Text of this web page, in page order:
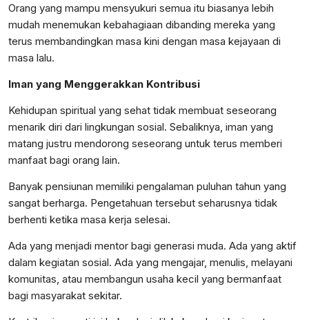
Orang yang mampu mensyukuri semua itu biasanya lebih
mudah menemukan kebahagiaan dibanding mereka yang
terus membandingkan masa kini dengan masa kejayaan di
masa lalu.
Iman yang Menggerakkan Kontribusi
Kehidupan spiritual yang sehat tidak membuat seseorang
menarik diri dari lingkungan sosial. Sebaliknya, iman yang
matang justru mendorong seseorang untuk terus memberi
manfaat bagi orang lain.
Banyak pensiunan memiliki pengalaman puluhan tahun yang
sangat berharga. Pengetahuan tersebut seharusnya tidak
berhenti ketika masa kerja selesai.
Ada yang menjadi mentor bagi generasi muda. Ada yang aktif
dalam kegiatan sosial. Ada yang mengajar, menulis, melayani
komunitas, atau membangun usaha kecil yang bermanfaat
bagi masyarakat sekitar.